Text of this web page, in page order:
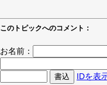
このトピックへのコメント：
お名前：
IDを表